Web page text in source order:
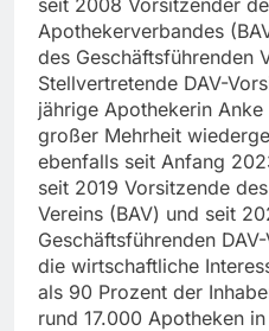
Apothekerverbandes
des Geschäftsführenden
Stellvertretende DAV-
jährige Apothekerin
großer Mehrheit
ebenfalls seit Anfang
seit 2019 Vorsitzende
Vereins (BAV) und seit
Geschäftsführenden
die wirtschaftliche
als 90 Prozent der
rund 17.000 Apotheken